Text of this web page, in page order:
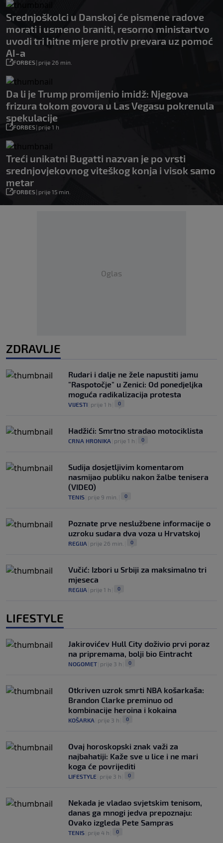
Srednjoškolci u Danskoj će pismene radove
morati i usmeno braniti, resorno ministartvo
uvodi tri hitne mjere protiv prevara uz pomoć
AI-a
FORBES| prije 26 min.
Da li je Trump promijenio imidž: Njegova
frizura tokom govora u Las Vegasu pokrenula
spekulacije
FORBES| prije 1 h
Treći unikatni Bugatti nazvan je po vrsti
srednjovjekovnog viteškog konja i visok samo
metar
FORBES| prije 15 min.
Oglas
ZDRAVLJE
Rudari i dalje ne žele napustiti jamu
"Raspotočje" u Zenici: Od ponedjeljka
moguća radikalizacija protesta
VIJESTI prije 1 h 0
Hadžići: Smrtno stradao motociklista
CRNA HRONIKA prije 1 h 0
Sudija dosjetljivim komentarom
nasmijao publiku nakon žalbe tenisera
(VIDEO)
TENIS prije 9 min. 0
Poznate prve neslužbene informacije o
uzroku sudara dva voza u Hrvatskoj
REGIJA prije 26 min. 0
Vučić: Izbori u Srbiji za maksimalno tri
mjeseca
REGIJA prije 1 h 0
LIFESTYLE
Jakirovićev Hull City doživio prvi poraz
na pripremama, bolji bio Eintracht
NOGOMET prije 3 h 0
Otkriven uzrok smrti NBA košarkaša:
Brandon Clarke preminuo od
kombinacije heroina i kokaina
KOŠARKA prije 3 h 0
Ovaj horoskopski znak važi za
najbahatiji: Kaže sve u lice i ne mari
koga će povrijediti
LIFESTYLE prije 3 h 0
Nekada je vladao svjetskim tenisom,
danas ga mnogi jedva prepoznaju:
Ovako izgleda Pete Sampras
TENIS prije 4 h 0